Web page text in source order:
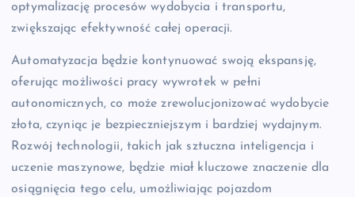
optymalizację procesów wydobycia i transportu,
zwiększając efektywność całej operacji.
Automatyzacja będzie kontynuować swoją ekspansję,
oferując możliwości pracy wywrotek w pełni
autonomicznych, co może zrewolucjonizować wydobycie
złota, czyniąc je bezpieczniejszym i bardziej wydajnym.
Rozwój technologii, takich jak sztuczna inteligencja i
uczenie maszynowe, będzie miał kluczowe znaczenie dla
osiągnięcia tego celu, umożliwiając pojazdom